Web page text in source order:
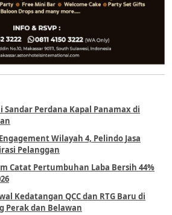
Sandar Perdana Kapal Panamax di
Wilayah 4, Pelindo Jasa
Pelanggan
Catat Pertumbuhan Laba Bersih 44%
Kedatangan QCC dan RTG Baru di
Perak dan Belawan